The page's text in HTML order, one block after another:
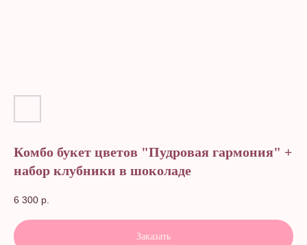
Комбо букет цветов "Пудровая гармония" +
набор клубники в шоколаде
6 300 р.
Заказать